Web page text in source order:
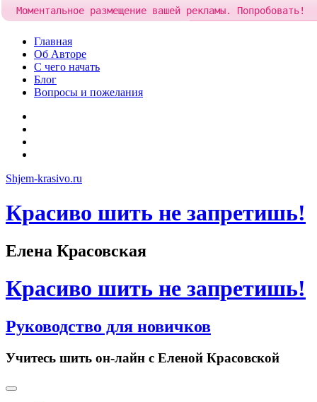
Skip
content
Главная
Об Авторе
С чего начать
Блог
Вопросы и пожелания
Shjem-krasivo.ru
Красиво шить не запретишь!
Елена Красовская
Красиво шить не запретишь!
Руководство для новичков
Учитесь шить он-лайн с Еленой Красовской
Primary
Моментальное размещение вашей рекламы. Попробовать!